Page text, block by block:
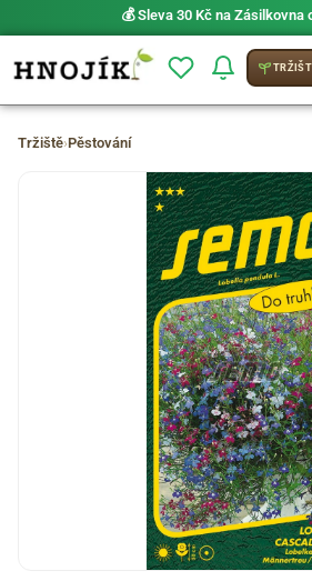
💰 Sleva 30 Kč na Zásilkovna
Tržiště›Pěstování